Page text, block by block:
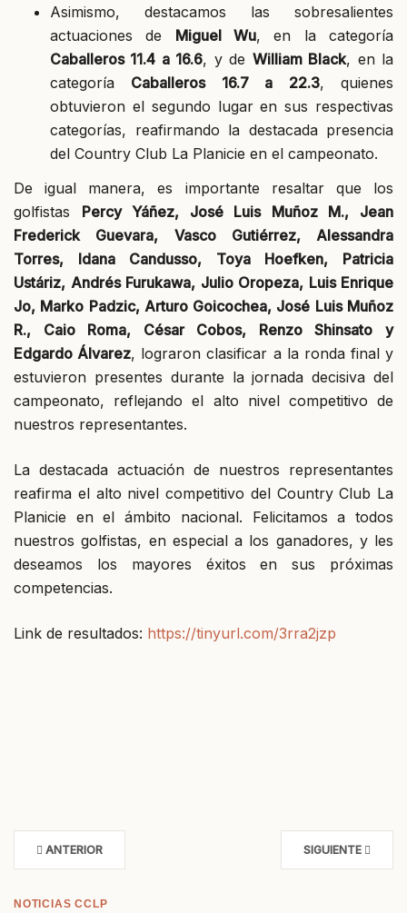
Asimismo, destacamos las sobresalientes
actuaciones de Miguel Wu, en la categoría
Caballeros 11.4 a 16.6, y de William Black, en la
categoría Caballeros 16.7 a 22.3, quienes
obtuvieron el segundo lugar en sus respectivas
categorías, reafirmando la destacada presencia
del Country Club La Planicie en el campeonato.
De igual manera, es importante resaltar que los
golfistas Percy Yáñez, José Luis Muñoz M., Jean
Frederick Guevara, Vasco Gutiérrez, Alessandra
Torres, Idana Candusso, Toya Hoefken, Patricia
Ustáriz, Andrés Furukawa, Julio Oropeza, Luis Enrique
Jo, Marko Padzic, Arturo Goicochea, José Luis Muñoz
R., Caio Roma, César Cobos, Renzo Shinsato y
Edgardo Álvarez, lograron clasificar a la ronda final y
estuvieron presentes durante la jornada decisiva del
campeonato, reflejando el alto nivel competitivo de
nuestros representantes.
La destacada actuación de nuestros representantes
reafirma el alto nivel competitivo del Country Club La
Planicie en el ámbito nacional. Felicitamos a todos
nuestros golfistas, en especial a los ganadores, y les
deseamos los mayores éxitos en sus próximas
competencias.
Link de resultados: https://tinyurl.com/3rra2jzp
ANTERIOR SIGUIENTE
NOTICIAS CCLP